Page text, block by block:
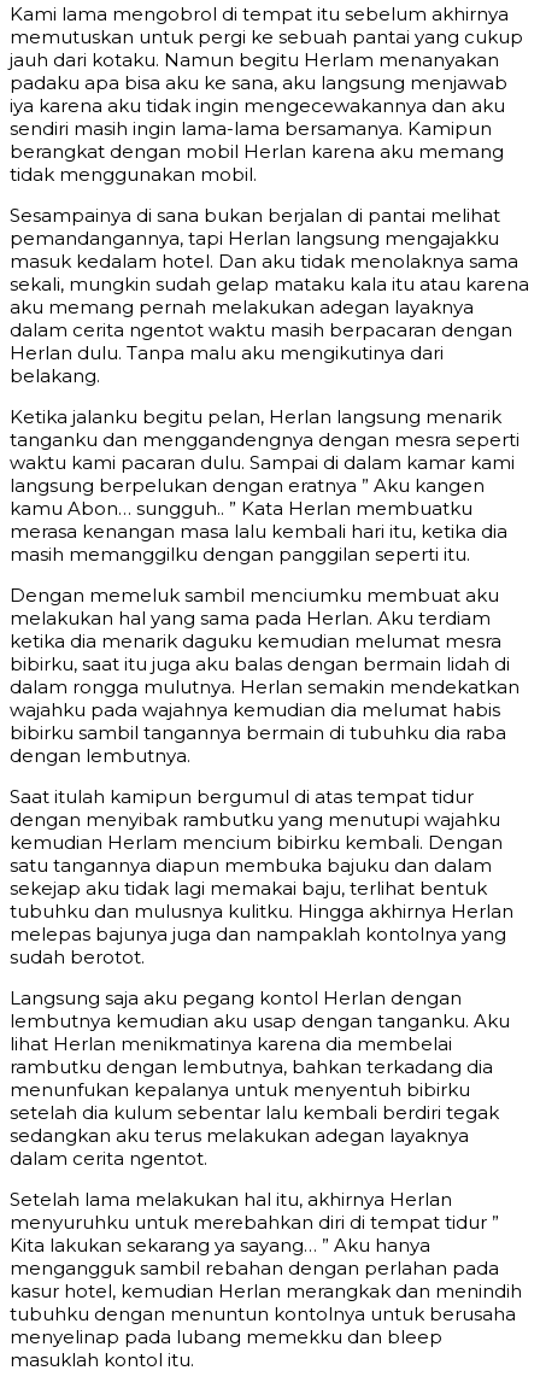
Kami lama mengobrol di tempat itu sebelum akhirnya
memutuskan untuk pergi ke sebuah pantai yang cukup
jauh dari kotaku. Namun begitu Herlam menanyakan
padaku apa bisa aku ke sana, aku langsung menjawab
iya karena aku tidak ingin mengecewakannya dan aku
sendiri masih ingin lama-lama bersamanya. Kamipun
berangkat dengan mobil Herlan karena aku memang
tidak menggunakan mobil.
Sesampainya di sana bukan berjalan di pantai melihat
pemandangannya, tapi Herlan langsung mengajakku
masuk kedalam hotel. Dan aku tidak menolaknya sama
sekali, mungkin sudah gelap mataku kala itu atau karena
aku memang pernah melakukan adegan layaknya
dalam cerita ngentot waktu masih berpacaran dengan
Herlan dulu. Tanpa malu aku mengikutinya dari
belakang.
Ketika jalanku begitu pelan, Herlan langsung menarik
tanganku dan menggandengnya dengan mesra seperti
waktu kami pacaran dulu. Sampai di dalam kamar kami
langsung berpelukan dengan eratnya ” Aku kangen
kamu Abon… sungguh.. ” Kata Herlan membuatku
merasa kenangan masa lalu kembali hari itu, ketika dia
masih memanggilku dengan panggilan seperti itu.
Dengan memeluk sambil menciumku membuat aku
melakukan hal yang sama pada Herlan. Aku terdiam
ketika dia menarik daguku kemudian melumat mesra
bibirku, saat itu juga aku balas dengan bermain lidah di
dalam rongga mulutnya. Herlan semakin mendekatkan
wajahku pada wajahnya kemudian dia melumat habis
bibirku sambil tangannya bermain di tubuhku dia raba
dengan lembutnya.
Saat itulah kamipun bergumul di atas tempat tidur
dengan menyibak rambutku yang menutupi wajahku
kemudian Herlam mencium bibirku kembali. Dengan
satu tangannya diapun membuka bajuku dan dalam
sekejap aku tidak lagi memakai baju, terlihat bentuk
tubuhku dan mulusnya kulitku. Hingga akhirnya Herlan
melepas bajunya juga dan nampaklah kontolnya yang
sudah berotot.
Langsung saja aku pegang kontol Herlan dengan
lembutnya kemudian aku usap dengan tanganku. Aku
lihat Herlan menikmatinya karena dia membelai
rambutku dengan lembutnya, bahkan terkadang dia
menunfukan kepalanya untuk menyentuh bibirku
setelah dia kulum sebentar lalu kembali berdiri tegak
sedangkan aku terus melakukan adegan layaknya
dalam cerita ngentot.
Setelah lama melakukan hal itu, akhirnya Herlan
menyuruhku untuk merebahkan diri di tempat tidur ”
Kita lakukan sekarang ya sayang… ” Aku hanya
mengangguk sambil rebahan dengan perlahan pada
kasur hotel, kemudian Herlan merangkak dan menindih
tubuhku dengan menuntun kontolnya untuk berusaha
menyelinap pada lubang memekku dan bleep
masuklah kontol itu.